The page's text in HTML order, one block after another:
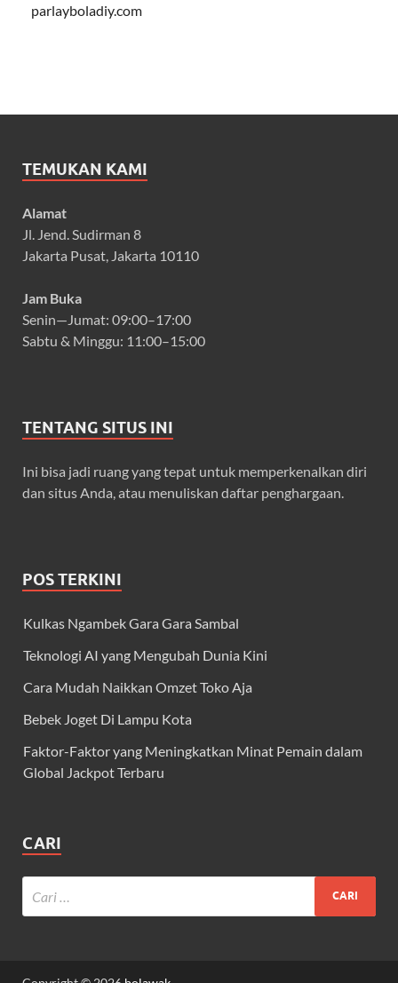
parlayboladiy.com
TEMUKAN KAMI
Alamat
Jl. Jend. Sudirman 8
Jakarta Pusat, Jakarta 10110
Jam Buka
Senin—Jumat: 09:00–17:00
Sabtu & Minggu: 11:00–15:00
TENTANG SITUS INI
Ini bisa jadi ruang yang tepat untuk memperkenalkan diri
dan situs Anda, atau menuliskan daftar penghargaan.
POS TERKINI
Kulkas Ngambek Gara Gara Sambal
Teknologi AI yang Mengubah Dunia Kini
Cara Mudah Naikkan Omzet Toko Aja
Bebek Joget Di Lampu Kota
Faktor-Faktor yang Meningkatkan Minat Pemain dalam
Global Jackpot Terbaru
CARI